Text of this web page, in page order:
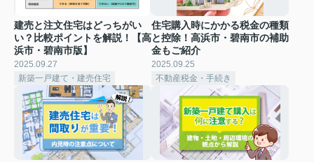
建売と注文住宅はどっちがい
い？比較ポイントを解説！【高
浜市・碧南市版】
2025.09.27
新築一戸建て・建売住宅
住宅購入時にかかる税金の種類
と控除！高浜市・碧南市の補助
金もご紹介
2025.09.25
不動産税金・手続き